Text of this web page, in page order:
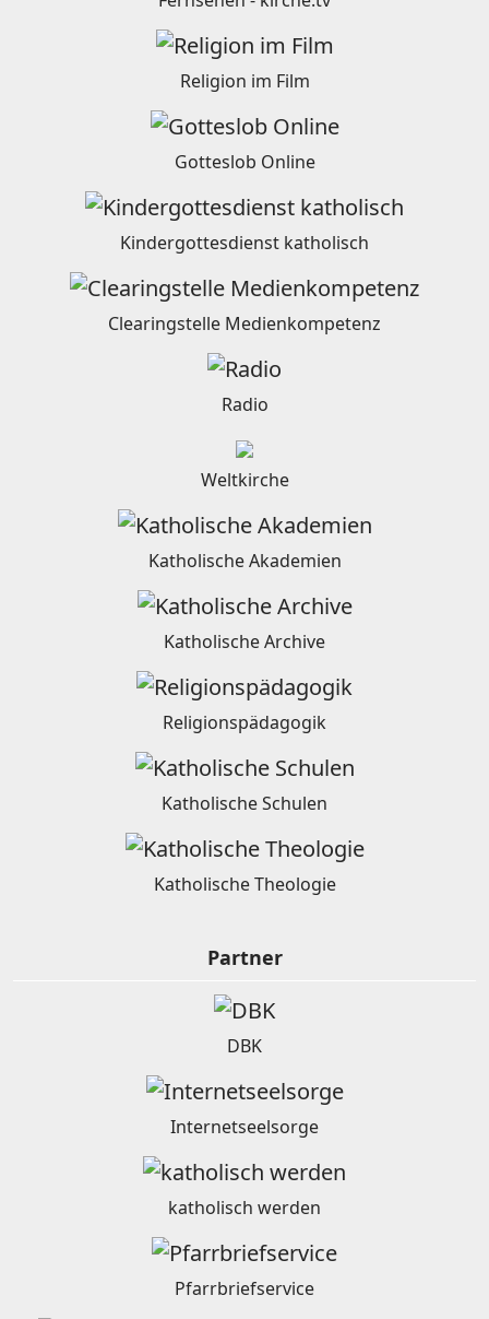
Religion im Film
Gotteslob Online
Kindergottesdienst katholisch
Clearingstelle Medienkompetenz
Radio
Weltkirche
Katholische Akademien
Katholische Archive
Religionspädagogik
Katholische Schulen
Katholische Theologie
Partner
DBK
Internetseelsorge
katholisch werden
Pfarrbriefservice